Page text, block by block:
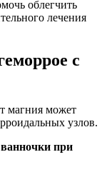
облегчить
лечения
с
магния может
узлов.
при